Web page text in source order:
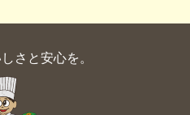
さと安心を。